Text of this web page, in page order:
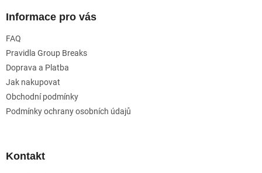
Informace pro vás
FAQ
Pravidla Group Breaks
Doprava a Platba
Jak nakupovat
Obchodní podmínky
Podmínky ochrany osobních údajů
Kontakt